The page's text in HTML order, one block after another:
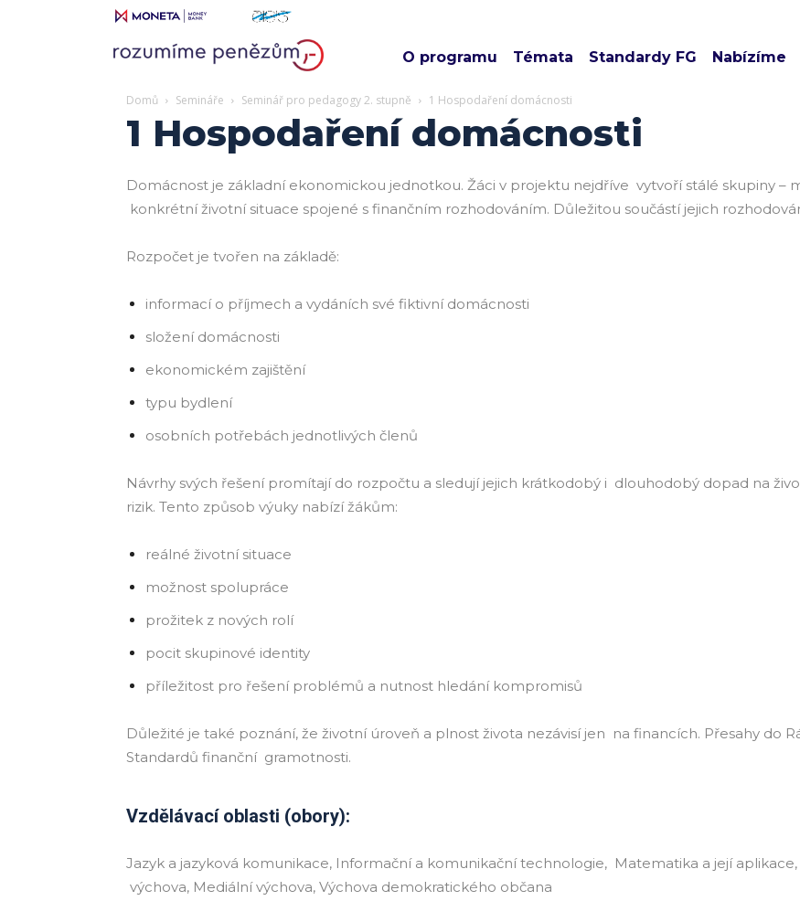
O programu Témata Standardy FG Nabízíme
Domů Semináře Seminář pro pedagogy 2. stupně 1 Hospodaření domácnosti
1 Hospodaření domácnosti
Domácnost je základní ekonomickou jednotkou. Žáci v projektu nejdříve vytvoří stálé skupiny –
konkrétní životní situace spojené s finančním rozhodováním. Důležitou součástí jejich
Rozpočet je tvořen na základě:
informací o příjmech a vydáních své fiktivní domácnosti
složení domácnosti
ekonomickém zajištění
typu bydlení
osobních potřebách jednotlivých členů
Návrhy svých řešení promítají do rozpočtu a sledují jejich krátkodobý i dlouhodobý dopad na
rizik. Tento způsob výuky nabízí žákům:
reálné životní situace
možnost spolupráce
prožitek z nových rolí
pocit skupinové identity
příležitost pro řešení problémů a nutnost hledání kompromisů
Důležité je také poznání, že životní úroveň a plnost života nezávisí jen na financích. Přesahy do
Standardů finanční gramotnosti.
Vzdělávací oblasti (obory):
Jazyk a jazyková komunikace, Informační a komunikační technologie, Matematika a její
výchova, Mediální výchova, Výchova demokratického občana